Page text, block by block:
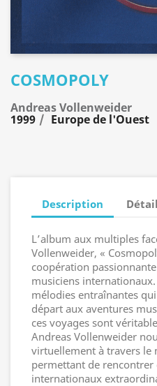
COSMOPOLY
Andreas Vollenweider
1999 Europe de l'Ouest
Description
L’album aux multiples
Vollenweider, «
coopération
musiciens
mélodies entraînantes
départ aux aventures
ces voyages sont
Andreas Vollenweider
virtuellement à travers le
permettant de
internationaux